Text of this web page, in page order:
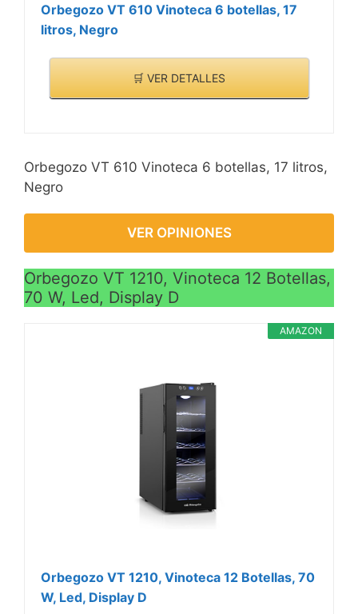
Orbegozo VT 610 Vinoteca 6 botellas, 17
litros, Negro
🛒 VER DETALLES
Orbegozo VT 610 Vinoteca 6 botellas, 17 litros,
Negro
VER OPINIONES
Orbegozo VT 1210, Vinoteca 12 Botellas,
70 W, Led, Display D
AMAZON
Orbegozo VT 1210, Vinoteca 12 Botellas, 70
W, Led, Display D